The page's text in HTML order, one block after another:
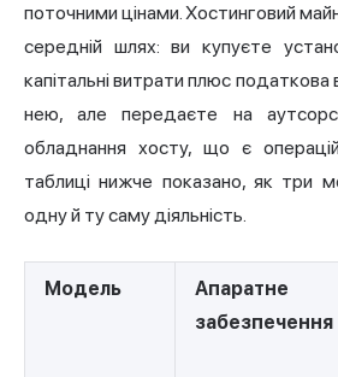
поточними цінами. Хостинговий
середній шлях: ви купуєте
капітальні витрати плюс податкова
нею, але передаєте на
обладнання хосту, що є
таблиці нижче показано, як три
одну й ту саму діяльність.
Модель
Апаратне
забезпечення